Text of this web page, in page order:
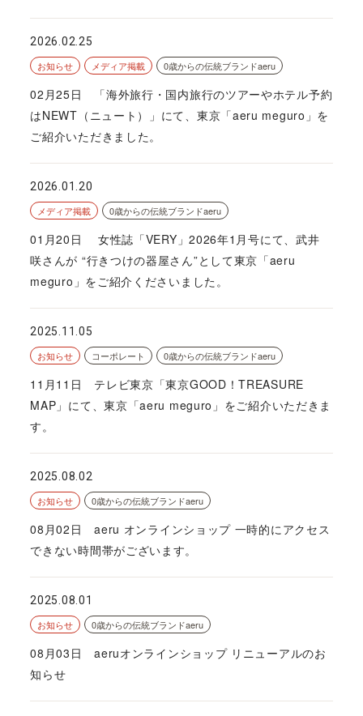
2026.02.25
お知らせ
メディア掲載 0歳からの伝統ブランドaeru
02月25日 「海外旅行・国内旅行のツアーやホテル予約
はNEWT（ニュート）」にて、東京「aeru meguro」を
ご紹介いただきました。
2026.01.20
メディア掲載
0歳からの伝統ブランドaeru
01月20日 女性誌「VERY」2026年1月号にて、武井
咲さんが “行きつけの器屋さん”として東京「aeru
meguro」をご紹介くださいました。
2025.11.05
お知らせ
コーポレート 0歳からの伝統ブランドaeru
11月11日 テレビ東京「東京GOOD！TREASURE
MAP」にて、東京「aeru meguro」をご紹介いただきま
す。
2025.08.02
お知らせ
0歳からの伝統ブランドaeru
08月02日 aeru オンラインショップ 一時的にアクセス
できない時間帯がございます。
2025.08.01
お知らせ
0歳からの伝統ブランドaeru
08月03日 aeruオンラインショップ リニューアルのお
知らせ